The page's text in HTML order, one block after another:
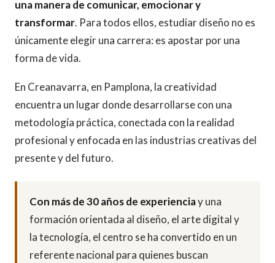
una manera de comunicar, emocionar y
transformar. Para todos ellos, estudiar diseño no es
únicamente elegir una carrera: es apostar por una
forma de vida.
En Creanavarra, en Pamplona, la creatividad
encuentra un lugar donde desarrollarse con una
metodología práctica, conectada con la realidad
profesional y enfocada en las industrias creativas del
presente y del futuro.
Con más de 30 años de experienciay una
formación orientada al diseño, el arte digital y
la tecnología, el centro se ha convertido en un
referente nacional para quienes buscan